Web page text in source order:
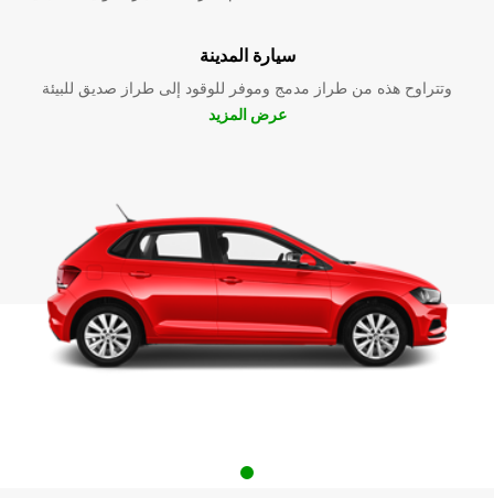
سيارة المدينة
وتتراوح هذه من طراز مدمج وموفر للوقود إلى طراز صديق للبيئة
عرض المزيد